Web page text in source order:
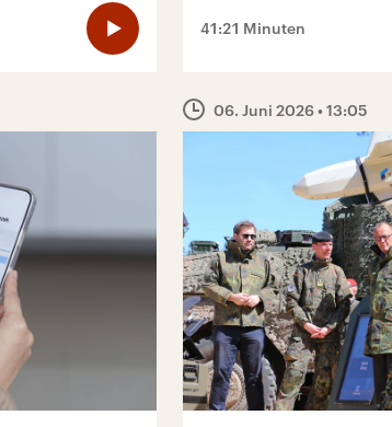
41:21 Minuten
06. Juni 2026• 13:05